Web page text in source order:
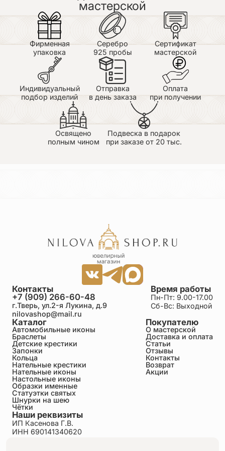
мастерской
Фирменная
упаковка
Серебро
925 пробы
Сертификат
мастерской
Индивидуальный
подбор изделий
Отправка
в день заказа
Оплата
при получении
Освящено
полным чином
Подвеска в подарок
при заказе от 20 тыс.
Каталог
Автомобильные иконы
Браслеты
Детские крестики
Запонки
Кольца
Нательные крестики
Нательные иконы
Настольные иконы
Образки именные
Статуэтки святых
Шнурки на шею
Чётки
Покупателю
О мастерской
Доставка и оплата
Статьи
Отзывы
Контакты
Возврат
Акции
Время работы
Пн-Пт: 9.00-17.00
Сб-Вс: Выходной
Контакты
+7 (909) 266-60-48
г.Тверь, ул.2-я Лукина, д.9
nilovashop@mail.ru
Наши реквизиты
ИП Касенова Г.В.
ИНН 690141340620